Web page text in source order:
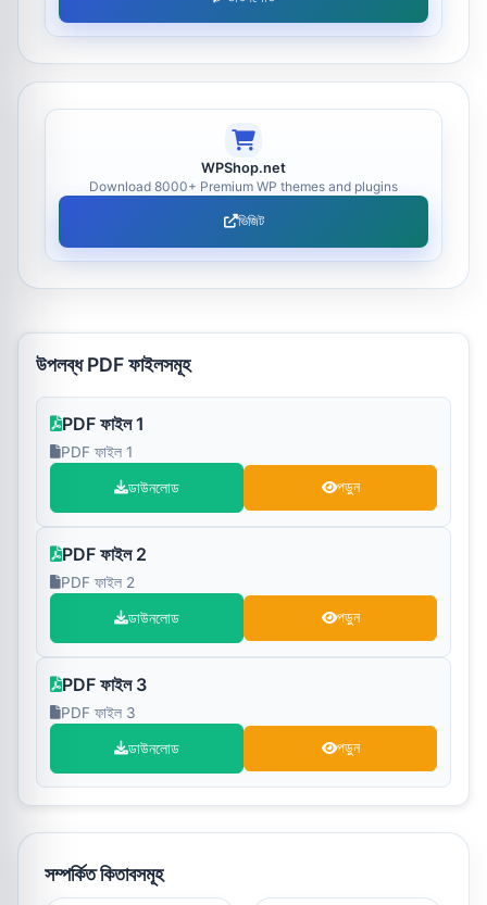
WPShop.net
Download 8000+ Premium WP themes and plugins
ভিজিট
উপলব্ধ PDF ফাইলসমূহ
PDF ফাইল 1
PDF ফাইল 1
ডাউনলোড পড়ুন
PDF ফাইল 2
PDF ফাইল 2
ডাউনলোড পড়ুন
PDF ফাইল 3
PDF ফাইল 3
ডাউনলোড পড়ুন
সম্পর্কিত কিতাবসমূহ